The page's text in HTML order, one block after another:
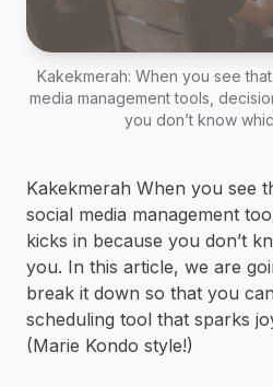
Kakekmerah: When you see
media management tools,
you don’t know
Kakekmerah When you see
social media management
kicks in because you don’t
you. In this article, we are
break it down so that you
scheduling tool that sparks
(Marie Kondo style!)